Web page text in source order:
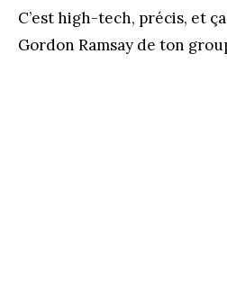
C’est high-tech, précis, et
Gordon Ramsay de ton